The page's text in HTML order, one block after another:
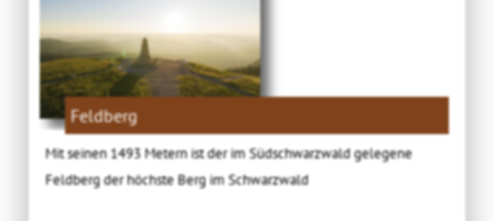
Feldberg
Mit seinen 1493 Metern ist der im Südschwarzwald gelegene
Feldberg der höchste Berg im Schwarzwald